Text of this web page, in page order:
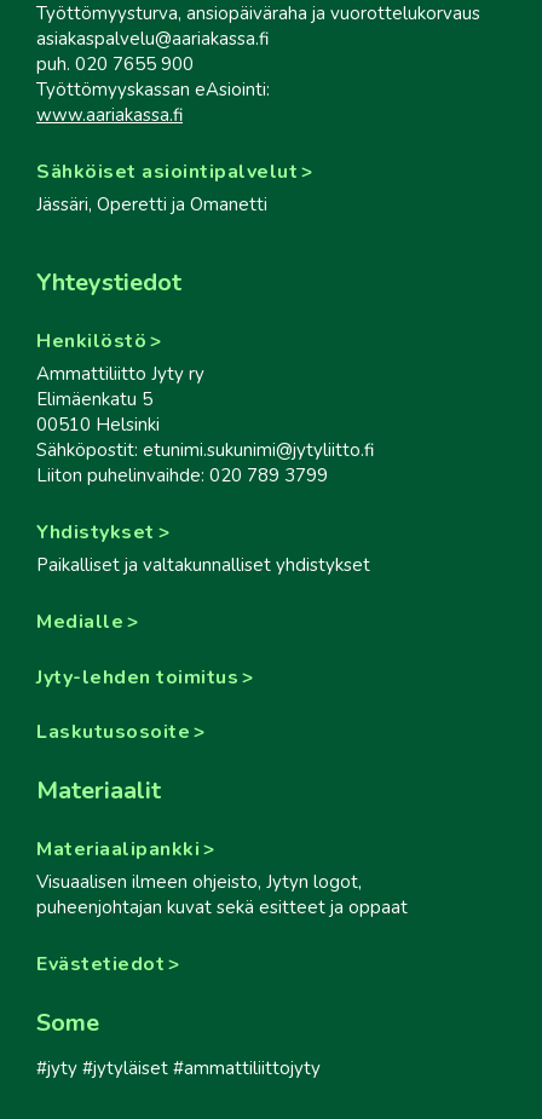
Työttömyysturva, ansiopäiväraha ja vuorottelukorvaus
asiakaspalvelu@aariakassa.fi
puh. 020 7655 900
Työttömyyskassan eAsiointi:
www.aariakassa.fi
Sähköiset asiointipalvelut
Jässäri, Operetti ja Omanetti
Yhteystiedot
Henkilöstö
Ammattiliitto Jyty ry
Elimäenkatu 5
00510 Helsinki
Sähköpostit: etunimi.sukunimi@jytyliitto.fi
Liiton puhelinvaihde: 020 789 3799
Yhdistykset
Paikalliset ja valtakunnalliset yhdistykset
Medialle
Jyty-lehden toimitus
Laskutusosoite
Materiaalit
Materiaalipankki
Visuaalisen ilmeen ohjeisto, Jytyn logot,
puheenjohtajan kuvat sekä esitteet ja oppaat
Evästetiedot
Some
#jyty #jytyläiset #ammattiliittojyty